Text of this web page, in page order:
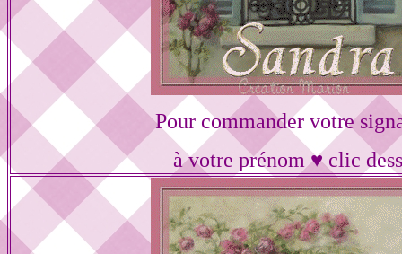
Pour commander votre
à votre prénom ♥ clic